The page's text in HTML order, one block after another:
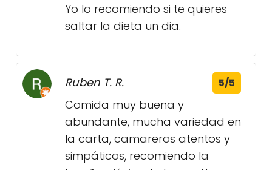
Yo lo recomiendo si te quieres
saltar la dieta un dia.
Ruben T. R. 5/5
Comida muy buena y
abundante, mucha variedad en
la carta, camareros atentos y
simpáticos, recomiendo la